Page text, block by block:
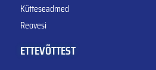
Kütteseadmed
Reovesi
ETTEVÕTTEST